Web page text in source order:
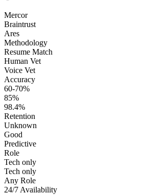
Mercor
Braintrust
Ares
Methodology
Resume Match
Human Vet
Voice Vet
Accuracy
60-70%
85%
98.4%
Retention
Unknown
Good
Predictive
Role
Tech only
Tech only
Any Role
24/7 Availability